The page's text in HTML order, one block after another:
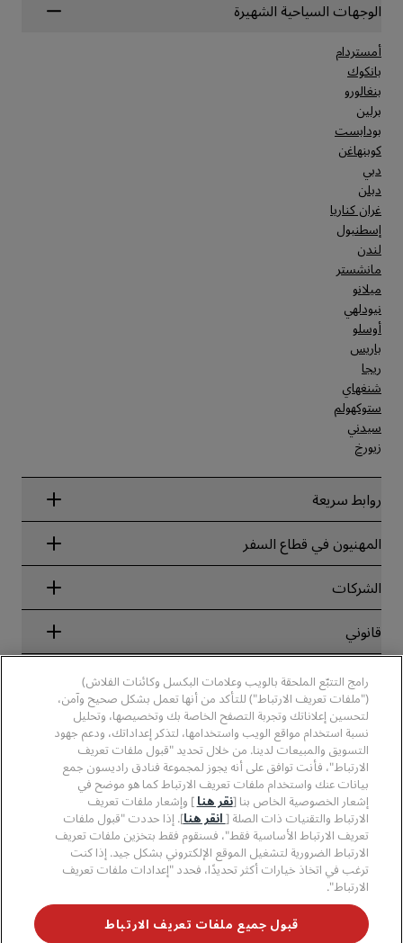
الوجهات السياحية الشهيرة
أمستردام
بانكوك
بنغالورو
برلين
بودابست
كوبنهاغن
دبي
دبلن
غران كناريا
إسطنبول
لندن
مانشستر
ميلانو
نيودلهي
أوسلو
باريس
ريجا
شنغهاي
ستوكهولم
سيدني
زيورخ
روابط سريعة
Radisson Rewards
ضمان أفضل سعر حجز عبر الإنترنت
Blog
الوجهات
تطبيق فنادق راديسون
الفنادق المعتمدة في مجال الرياضة
فنادق مناسبة للعائلات
الصحة والسلامة
المهنيون في قطاع السفر
الشركاء
الشركات
مجموعة فنادق راديسون
وسائل الإعلام
الوظائف، مجموعة فنادق PPHE
الوظائف في مجموعة فنادق EHL
The Club by RHG
فرص التنمية
الأعمال المسؤولة
المشتريات
قانوني
الإشعار القانوني
شروط برنامج Radisson Rewards وأحكامه
اتفاقية استخدام الموقع
سهولة التصفح الرقمي
بيان الرق ّ المعاصر
مساعدة
تنبيهات للمستهلكين
بيانات الاتصال
الأسئلة الشائعة
خريطة الموقع
وسائل التواصل الاجتماعي
علامات فنادق راديسون التجارية
لا تفوّت فرصة الحصول على أفضل عروضنا
رامج التتبّع الملحقة بالويب وعلامات البكسل وكائنات الفلاش)
("ملفات تعريف الارتباط") للتأكد من أنها تعمل بشكل صحيح وآمن،
لتحسين إعلاناتك وتجربة التصفح الخاصة بك وتخصيصها، وتحليل
نسبة استخدام مواقع الويب واستخدامها، لتذكر إعداداتك، ودعم جهود
التسويق والمبيعات لدينا. من خلال تحديد "قبول ملفات تعريف
الارتباط"، فأنت توافق على أنه يجوز لمجموعة فنادق راديسون جمع
بيانات عنك واستخدام ملفات تعريف الارتباط كما هو موضح في
إشعار الخصوصية الخاص بنا [نقر هنا ] وإشعار ملفات تعريف
الارتباط والتقنيات ذات الصلة [ انقر هنا]. إذا حددت "قبول ملفات
تعريف الارتباط الأساسية فقط"، فسنقوم فقط بتخزين ملفات تعريف
الارتباط الضرورية لتشغيل الموقع الإلكتروني بشكل جيد. إذا كنت
ترغب في اتخاذ خيارات أكثر تحديدًا، فحدد "إعدادات ملفات تعريف
الارتباط".
قبول جميع ملفات تعريف الارتباط